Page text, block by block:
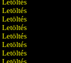
Letöltés
Letöltés
Letöltés
Letöltés
Letöltés
Letöltés
Letöltés